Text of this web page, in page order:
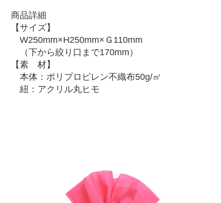
商品詳細
【サイズ】
W250mm×H250mm×Ｇ110mm
（下から絞り口まで170mm）
【素 材】
本体：ポリプロピレン不織布50g/㎡
紐：アクリル丸ヒモ